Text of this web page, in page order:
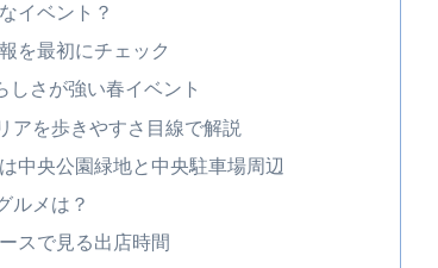
イベント？
を最初にチェック
しさが強い春イベント
アを歩きやすさ目線で解説
中央公園緑地と中央駐車場周辺
ルメは？
スで見る出店時間